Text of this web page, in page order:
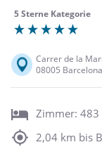
5 Sterne Kategorie
Carrer de la
08005 Barcelona
Zimmer: 483
2,04 km bis